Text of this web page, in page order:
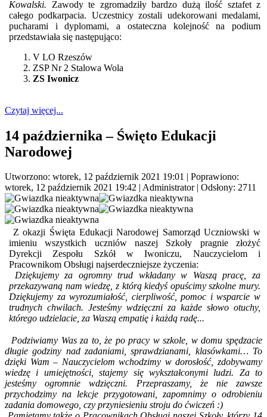
Kowalski. Zawody te zgromadziły bardzo dużą ilość sztafet z
całego podkarpacia. Uczestnicy zostali udekorowani medalami,
pucharami i dyplomami, a ostateczna kolejność na podium
przedstawiała się następująco:
V LO Rzeszów
ZSP Nr 2 Stalowa Wola
ZS Iwonicz
Czytaj więcej...
14 października – Święto Edukacji
Narodowej
Utworzono: wtorek, 12 październik 2021 19:01
Poprawiono:
wtorek, 12 październik 2021 19:42 Administrator| Odsłony: 2711
Z okazji Święta Edukacji Narodowej Samorząd Uczniowski w
imieniu wszystkich uczniów naszej Szkoły pragnie złożyć
Dyrekcji Zespołu Szkół w Iwoniczu, Nauczycielom i
Pracownikom Obsługi najserdeczniejsze życzenia:
Dziękujemy za ogromny trud wkładany w Waszą pracę, za
przekazywaną nam wiedzę, z którą kiedyś opuścimy szkolne mury.
Dziękujemy za wyrozumiałość, cierpliwość, pomoc i wsparcie w
trudnych chwilach. Jesteśmy wdzięczni za każde słowo otuchy,
którego udzielacie, za Waszą empatię i każdą radę...
Podziwiamy Was za to, że po pracy w szkole, w domu spędzacie
długie godziny nad zadaniami, sprawdzianami, klasówkami… To
dzięki Wam – Nauczycielom wchodzimy w dorosłość, zdobywamy
wiedzę i umiejętności, stajemy się wykształconymi ludzi. Za to
jesteśmy ogromnie wdzięczni. Przepraszamy, że nie zawsze
przychodzimy na lekcje przygotowani, zapomnimy o odrobieniu
zadania domowego, czy przyniesieniu stroju do ćwiczeń :)